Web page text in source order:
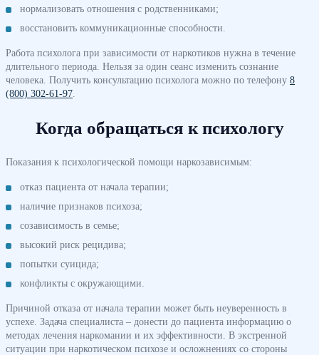
нормализовать отношения с родственниками;
восстановить коммуникационные способности.
Работа психолога при зависимости от наркотиков нужна в течение
длительного периода. Нельзя за один сеанс изменить сознание
человека. Получить консультацию психолога можно по телефону 8
(800) 302-61-97
Когда обращаться к психологу
Показания к психологической помощи наркозависимым:
отказ пациента от начала терапии;
наличие признаков психоза;
созависимость в семье;
высокий риск рецидива;
попытки суицида;
конфликты с окружающими.
Причиной отказа от начала терапии может быть неуверенность в
успехе. Задача специалиста – донести до пациента информацию о
методах лечения наркомании и их эффективности. В экстренной
ситуации при наркотическом психозе и осложнениях со стороны